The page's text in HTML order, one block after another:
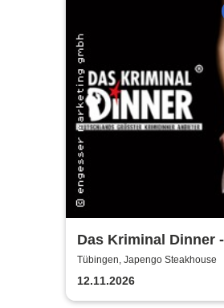
Das Kriminal Dinner -
Tödliche
Tübingen, Japengo Steakhouse
12.11.2026